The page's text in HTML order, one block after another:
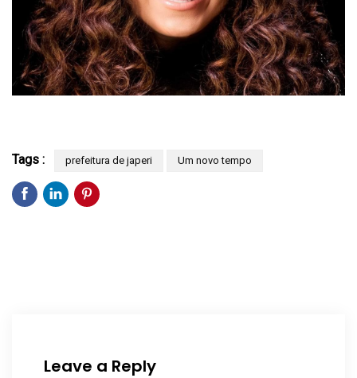
Tags : prefeitura de japeri Um novo tempo
Leave a Reply